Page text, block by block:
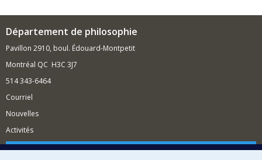
et en physique et logique moderne.
Logique, informatique théorique, philosophie des
mathématiques, thèorèmes de Godel,
enumérabilité effective, computabilité,
complexité.
refactorisation et conception piloté par le
Département de philosophie
Pavillon 2910, boul. Édouard-Montpetit
Montréal QC H3C 3J7
514 343-6464
Courriel
Nouvelles
Activités
Comment soutenir le Département?